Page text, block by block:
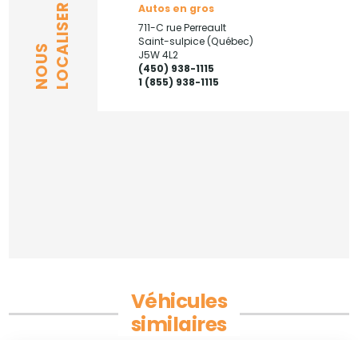
NOUS LOCALISER
Autos en gros
711-C rue Perreault
Saint-sulpice (Québec)
J5W 4L2
(450) 938-1115
1 (855) 938-1115
Véhicules
similaires